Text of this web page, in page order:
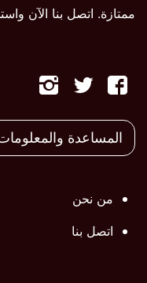
ممتازة. اتصل بنا الآن
تابعنا
على
تابعنا
علىعلى
المساعدة
من نحن
اتصل بنا